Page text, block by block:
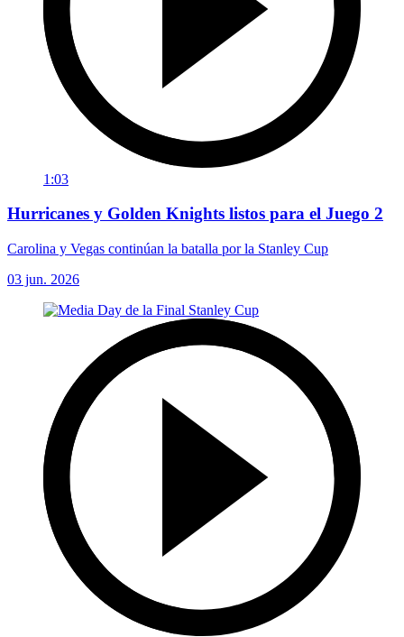
1:03
Hurricanes y Golden Knights listos para el Juego 2
Carolina y Vegas continúan la batalla por la Stanley Cup
03 jun. 2026